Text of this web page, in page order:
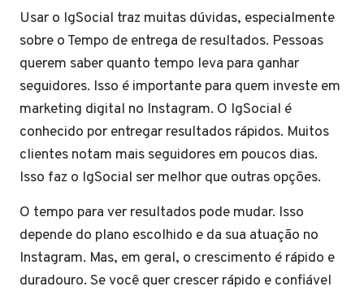
Usar o IgSocial traz muitas dúvidas, especialmente
sobre o Tempo de entrega de resultados. Pessoas
querem saber quanto tempo leva para ganhar
seguidores. Isso é importante para quem investe em
marketing digital no Instagram. O IgSocial é
conhecido por entregar resultados rápidos. Muitos
clientes notam mais seguidores em poucos dias.
Isso faz o IgSocial ser melhor que outras opções.
O tempo para ver resultados pode mudar. Isso
depende do plano escolhido e da sua atuação no
Instagram. Mas, em geral, o crescimento é rápido e
duradouro. Se você quer crescer rápido e confiável